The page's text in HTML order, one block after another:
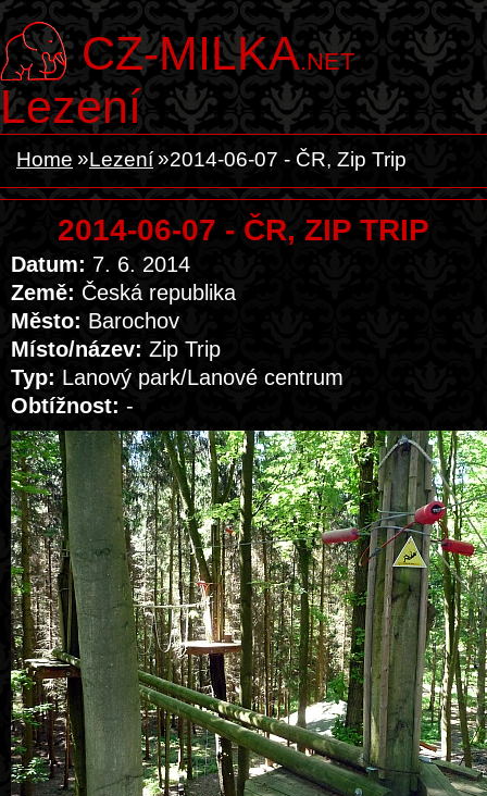
CZ-MILKA.NET
Lezení
Home Lezení 2014-06-07 - ČR, Zip Trip
2014-06-07 - ČR, ZIP TRIP
Datum: 7. 6. 2014
Země: Česká republika
Město: Barochov
Místo/název: Zip Trip
Typ: Lanový park/Lanové centrum
Obtížnost: -